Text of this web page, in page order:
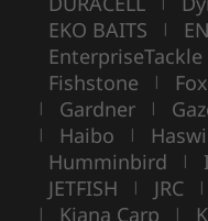
EKO BAITS |
EnterpriseTackle
Fishstone | Fox
| Gardner |
| Haibo |
Humminbird |
JETFISH | JRC |
| Kiana Carp |